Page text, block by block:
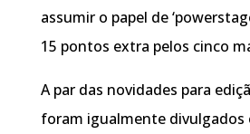
assumir o papel de
15 pontos extra pelos cinco
A par das novidades para
foram igualmente